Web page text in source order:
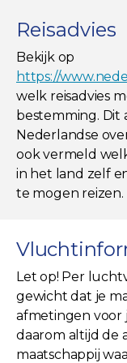
Reisadvies
Bekijk op
https://
welk reisadvies
bestemming. Dit
Nederlandse
ook vermeld
in het land zelf
te mogen reizen.
Let op! Per
gewicht dat je
afmetingen voor
daarom altijd de
maatschappij